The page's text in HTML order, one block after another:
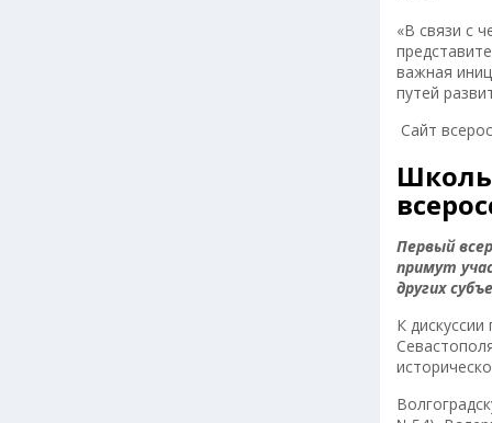
«В связи с
важная
путей
Cайт
Первый
примут
других
К